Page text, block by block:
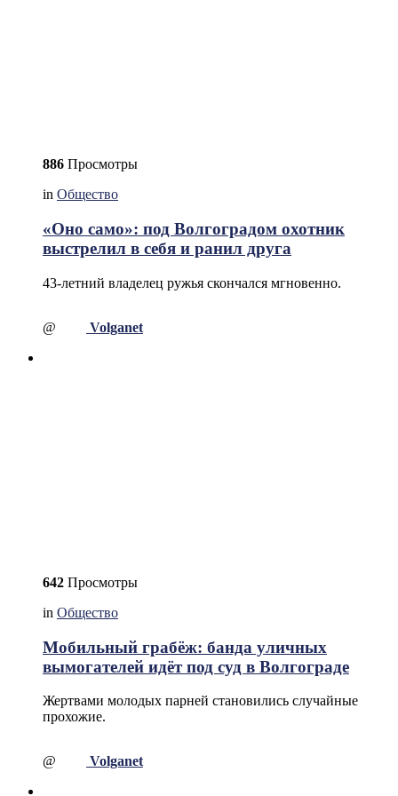
886 Просмотры
in Общество
«Оно само»: под Волгоградом охотник
выстрелил в себя и ранил друга
43-летний владелец ружья скончался мгновенно.
@ Volganet
642 Просмотры
in Общество
Мобильный грабёж: банда уличных
вымогателей идёт под суд в Волгограде
Жертвами молодых парней становились случайные
прохожие.
@ Volganet